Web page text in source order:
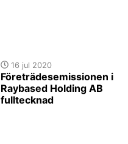
16 jul 2020
Företrädesemissionen i
Raybased Holding AB
fulltecknad